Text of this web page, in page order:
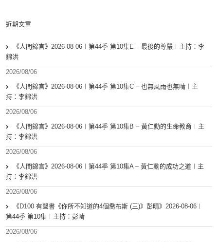
近期文章
《人間錦言》2026-08-06︱第44季 第10集E – 最後的尊嚴︱主持：李
錦洪
2026/08/06
《人間錦言》2026-08-06︱第44季 第10集C – 也無風雨也無晴︱主
持：李錦洪
2026/08/06
《人間錦言》2026-08-06︱第44季 第10集B – 黃仁勳的生命教育︱主
持：李錦洪
2026/08/06
《人間錦言》2026-08-06︱第44季 第10集A – 黃仁勳的成功之道︱主
持：李錦洪
2026/08/06
《D100 有聲書《你所不知道的4個喬布斯 (三)》彭晴》2026-08-06︱
第44季 第10集︱主持：彭晴
2026/08/06